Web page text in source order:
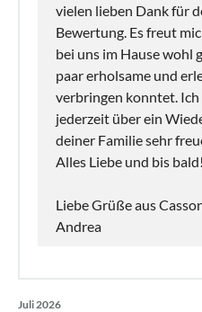
vielen lieben Dank für
Bewertung. Es freut
bei uns im Hause wohl
paar erholsame und
verbringen konntet.
jederzeit über ein
deiner Familie sehr
Alles Liebe und bis bald!
Liebe Grüße aus
Andrea
Juli 2026